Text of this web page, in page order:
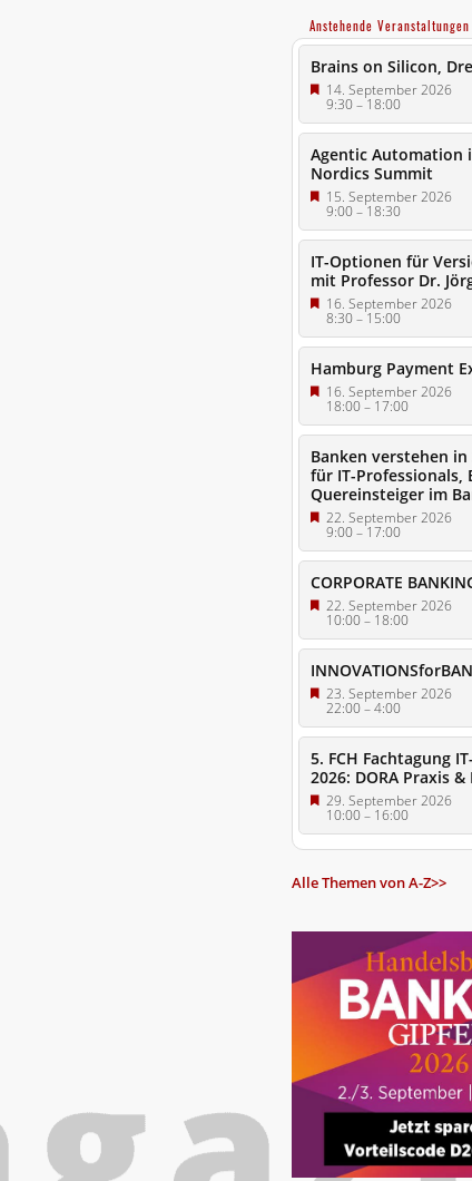
Anstehende Veranstaltungen
Brains on Silicon,
14. September 2026
9:30–18:00
Agentic Automation
Nordics Summit
15. September 2026
9:00–18:30
IT-Optionen für
mit Professor Dr.
16. September 2026
8:30–15:00
Hamburg Payment
16. September 2026
18:00– 17:00
Banken verstehen in
für IT-Professionals,
Quereinsteiger im
22. September 2026
9:00–17:00
CORPORATE
22. September 2026
10:00– 18:00
23. September 2026
22:00–4:00
5. FCH Fachtagung
2026: DORA Praxis
29. September 2026
10:00– 16:00
Alle Themen von A-Z>>